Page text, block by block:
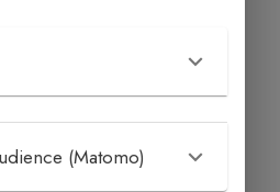
(Matomo)